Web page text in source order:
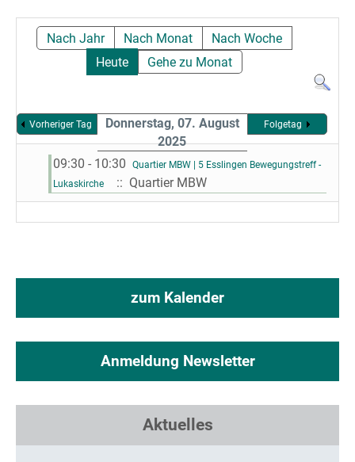
Sportpark
Nach Jahr Nach Monat
Nach Woche
Heute
Gehe zu Monat
Vorheriger Tag
Donnerstag, 07. August
2025
Folgetag
09:30 - 10:30
Quartier MBW | 5 Esslingen Bewegungstreff -
Lukaskirche
:: Quartier MBW
zum Kalender
Anmeldung Newsletter
Aktuelles